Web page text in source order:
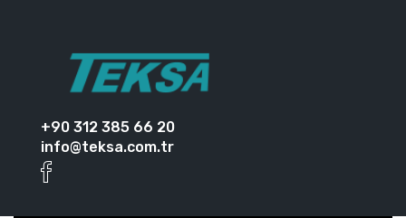
+90 312 385 66 20
info@teksa.com.tr